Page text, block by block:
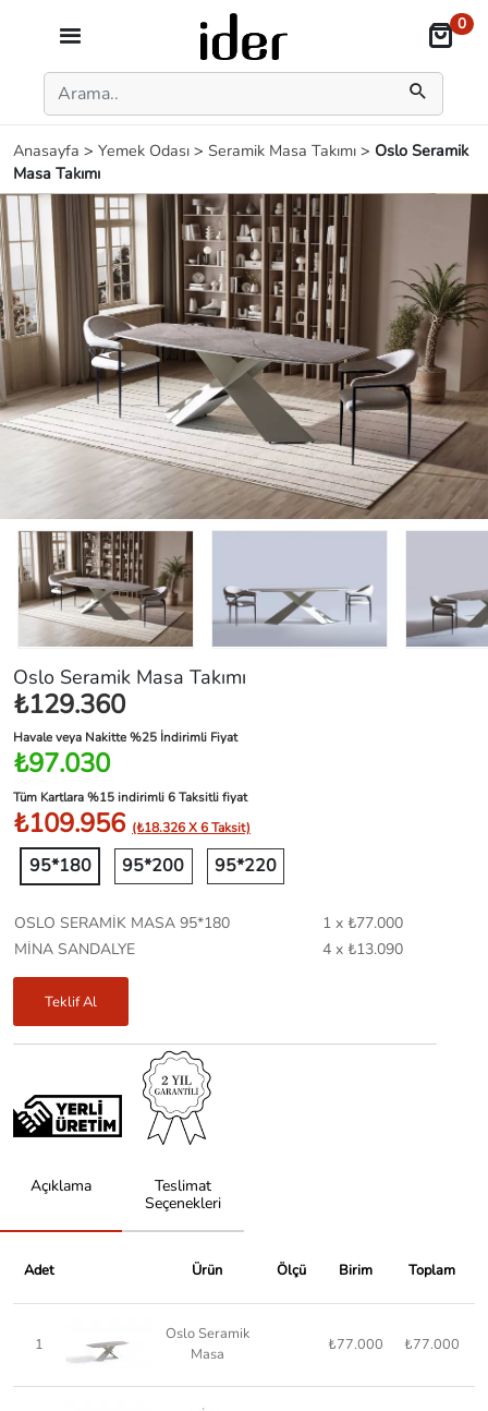
0
Anasayfa > Yemek Odası > Seramik Masa Takımı > Oslo Seramik
Masa Takımı
Oslo Seramik Masa Takımı
₺129.360
Havale veya Nakitte %25 İndirimli Fiyat
₺97.030
Tüm Kartlara %15 indirimli 6 Taksitli fiyat
₺109.956 (₺18.326 X 6 Taksit)
95*180 95*200 95*220
OSLO SERAMİK MASA 95*180
1 x ₺77.000
MİNA SANDALYE
4 x ₺13.090
Teklif Al
Açıklama
Teslimat
Seçenekleri
Adet Ürün Ölçü Birim Toplam
1
Oslo Seramik
Masa
₺77.000 ₺77.000